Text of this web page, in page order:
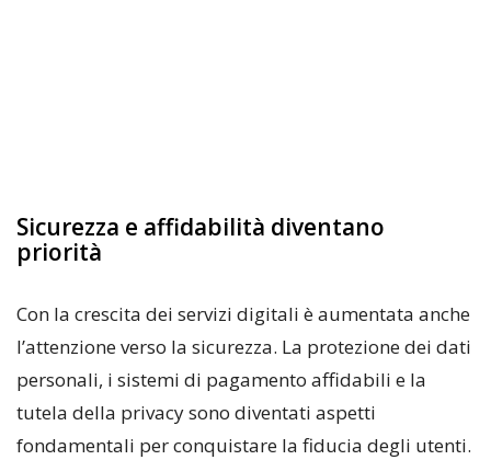
Sicurezza e affidabilità diventano
priorità
Con la crescita dei servizi digitali è aumentata anche
l’attenzione verso la sicurezza. La protezione dei dati
personali, i sistemi di pagamento affidabili e la
tutela della privacy sono diventati aspetti
fondamentali per conquistare la fiducia degli utenti.